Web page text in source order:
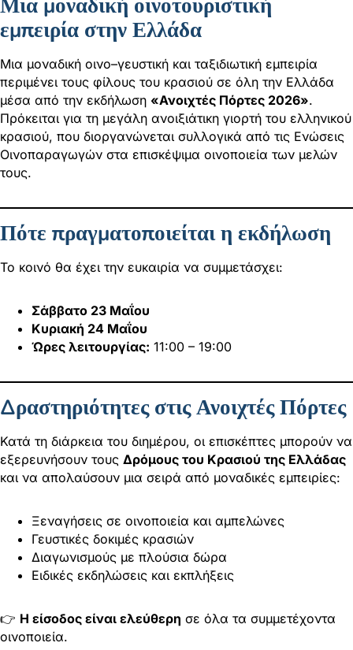
εμπειρία στην Ελλάδα
Μια μοναδική οινο–γευστική και ταξιδιωτική εμπειρία
περιμένει τους φίλους του κρασιού σε όλη την Ελλάδα
μέσα από την εκδήλωση «Ανοιχτές Πόρτες 2026».
Πρόκειται για τη μεγάλη ανοιξιάτικη γιορτή του ελληνικού
κρασιού, που διοργανώνεται συλλογικά από τις Ενώσεις
Οινοπαραγωγών στα επισκέψιμα οινοποιεία των μελών
τους.
Πότε πραγματοποιείται η εκδήλωση
Το κοινό θα έχει την ευκαιρία να συμμετάσχει:
Σάββατο 23 Μαΐου
Κυριακή 24 Μαΐου
Ώρες λειτουργίας: 11:00 – 19:00
Δραστηριότητες στις Ανοιχτές Πόρτες
Κατά τη διάρκεια του διημέρου, οι επισκέπτες μπορούν να
εξερευνήσουν τους Δρόμους του Κρασιού της Ελλάδας
και να απολαύσουν μια σειρά από μοναδικές εμπειρίες:
Ξεναγήσεις σε οινοποιεία και αμπελώνες
Γευστικές δοκιμές κρασιών
Διαγωνισμούς με πλούσια δώρα
Ειδικές εκδηλώσεις και εκπλήξεις
👉 Η είσοδος είναι ελεύθερη σε όλα τα συμμετέχοντα
οινοποιεία.